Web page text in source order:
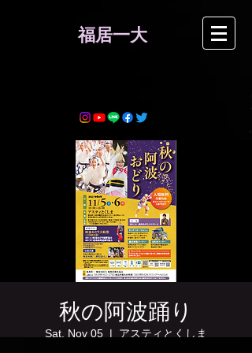
​福居一大
秋の阿波踊り
Sat, Nov 05
  |
アスティとくしま